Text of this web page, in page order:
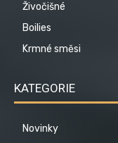
Živočišné
Boilies
Krmné směsi
KATEGORIE
Novinky